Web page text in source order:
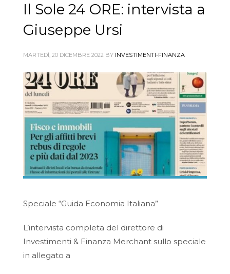
Il Sole 24 ORE: intervista a
Giuseppe Ursi
MARTEDÌ, 20 DICEMBRE 2022 BY INVESTIMENTI-FINANZA
Speciale “Guida Economia Italiana”
L’intervista completa del direttore di
Investimenti & Finanza Merchant sullo speciale
in allegato a